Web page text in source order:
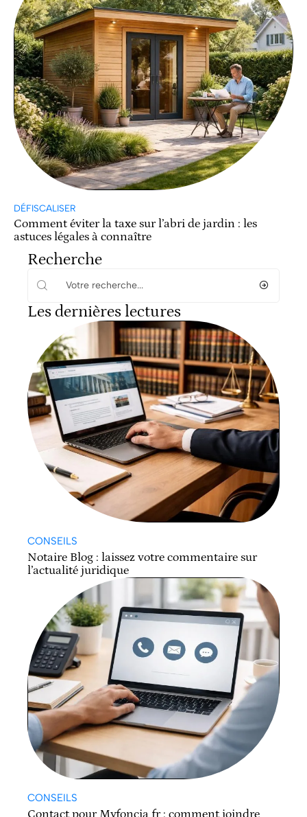
DÉFISCALISER
Comment éviter la taxe sur l’abri de jardin : les
astuces légales à connaître
Recherche
Les dernières lectures
CONSEILS
Notaire Blog : laissez votre commentaire sur
l’actualité juridique
CONSEILS